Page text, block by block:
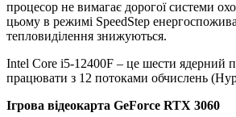
процесор не вимагає дорогої системи
цьому в режимі SpeedStep
тепловиділення знижуються.
Intel Core i5-12400F – це шести ядерний
працювати з 12 потоками обчислень
Ігрова відеокарта GeForce RTX 3060